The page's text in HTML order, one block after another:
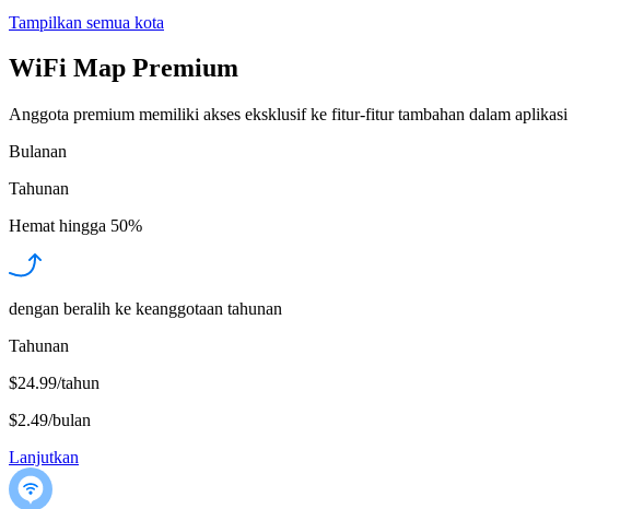
Tampilkan semua kota
WiFi Map Premium
Anggota premium memiliki akses eksklusif ke fitur-fitur tambahan dalam aplikasi
Bulanan
Tahunan
Hemat hingga 50%
dengan beralih ke keanggotaan tahunan
Tahunan
$24.99/tahun
$2.49/bulan
Lanjutkan